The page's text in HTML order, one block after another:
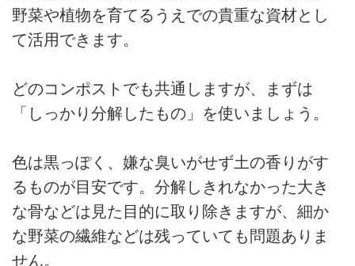
野菜や植物を育てるうえでの貴重な資材とし
て活用できます。
どのコンポストでも共通しますが、まずは
「しっかり分解したもの」を使いましょう。
色は黒っぽく、嫌な臭いがせず土の香りがす
るものが目安です。分解しきれなかった大き
な骨などは見た目的に取り除きますが、細か
な野菜の繊維などは残っていても問題ありま
せん。